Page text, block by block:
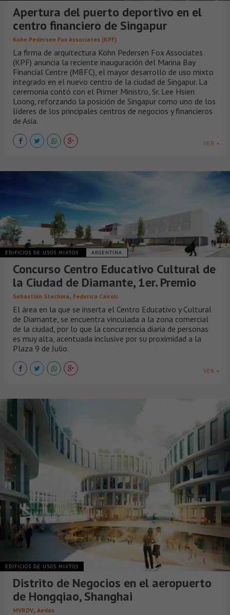
Apertura del puerto deportivo en el
centro financiero de Singapur
Kohn Pedersen Fox Associates (KPF)
La firma de arquitectura Kohn Pedersen Fox Associates
(KPF) anuncia la reciente inauguración del Marina Bay
Financial Centre (MBFC), el mayor desarrollo de uso mixto
integrado en el nuevo centro de la ciudad de Singapur. La
ceremonia contó con el Primer Ministro, Sr. Lee Hsien
Loong, reforzando la posición de Singapur como uno de los
líderes de los principales centros de negocios y financieros
de Asia.
VER +
EDIFICIOS DE USOS MIXTOS ARGENTINA
Concurso Centro Educativo Cultural de
la Ciudad de Diamante, 1er. Premio
Sebastián Stechina, Federico Cairoli
El área en la que se inserta el Centro Educativo y Cultural
de Diamante, se encuentra vinculada a la zona comercial
de la ciudad, por lo que la concurrencia diaria de personas
es muy alta, acentuada inclusive por su proximidad a la
Plaza 9 de Julio.
VER +
EDIFICIOS DE USOS MIXTOS
Distrito de Negocios en el aeropuerto
de Hongqiao, Shanghai
MVRDV, Aedas